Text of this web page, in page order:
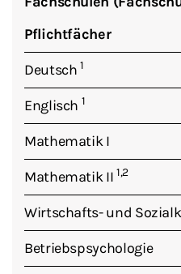
Pflichtfächer
Deutsch 1
Englisch 1
Mathematik I
Mathematik II 1,2
Wirtschafts- und
Betriebspsychologie